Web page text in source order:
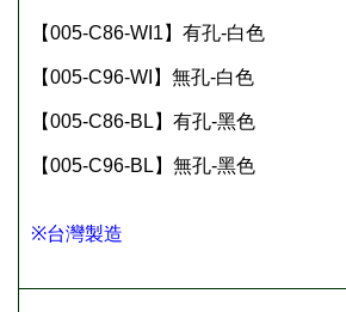
【005-C86-WI1】有孔-白色
【005-C96-WI】無孔-白色
【005-C86-BL】有孔-黑色
【005-C96-BL】無孔-黑色
※台灣製造